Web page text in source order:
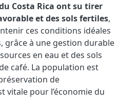
Costa Rica ont su tirer
et des sols fertiles,
ces conditions idéales
grâce à une gestion durable
en eau et des sols
café. La population est
de
vitale pour l’économie du